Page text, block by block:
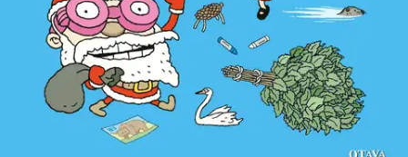
Ominaisuudet
Oletko tyytyväinen tuotetietoihin?
Ovatko tuotetiedot riittävät? Jos tuotetiedoissa on puutteita tai niitä